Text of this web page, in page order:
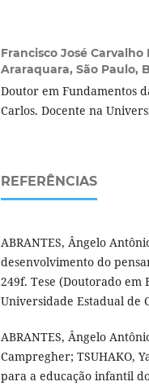
Francisco José Carvalho
Araraquara, São Paulo,
Doutor em Fundamentos
Carlos. Docente na
REFERÊNCIAS
ABRANTES, Ângelo
desenvolvimento do
249f. Tese (Doutorado em
Universidade Estadual de
ABRANTES, Ângelo
Campregher; TSUHAKO,
para a educação infantil